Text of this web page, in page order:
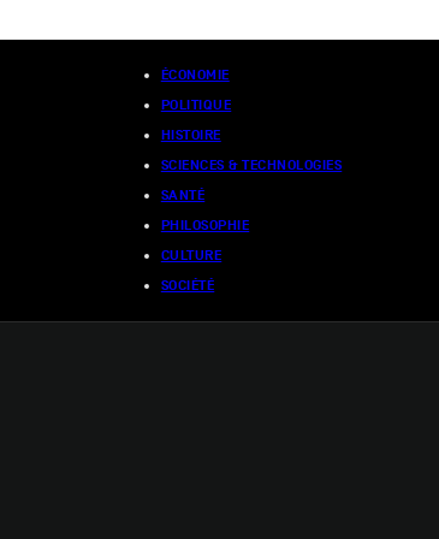
ÉCONOMIE
POLITIQUE
HISTOIRE
SCIENCES & TECHNOLOGIES
SANTÉ
PHILOSOPHIE
CULTURE
SOCIÉTÉ